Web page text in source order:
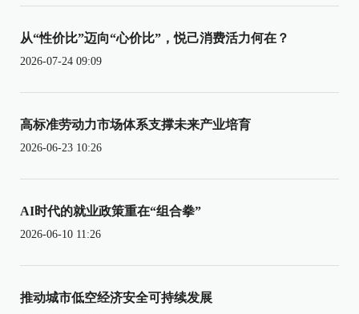
从“性价比”迈向“心价比”，悦己消费活力何在？
2026-07-24 09:09
高标准劳动力市场体系支撑未来产业培育
2026-06-23 10:26
AI时代的就业政策重在“组合拳”
2026-06-10 11:26
推动城市低空经济安全可持续发展